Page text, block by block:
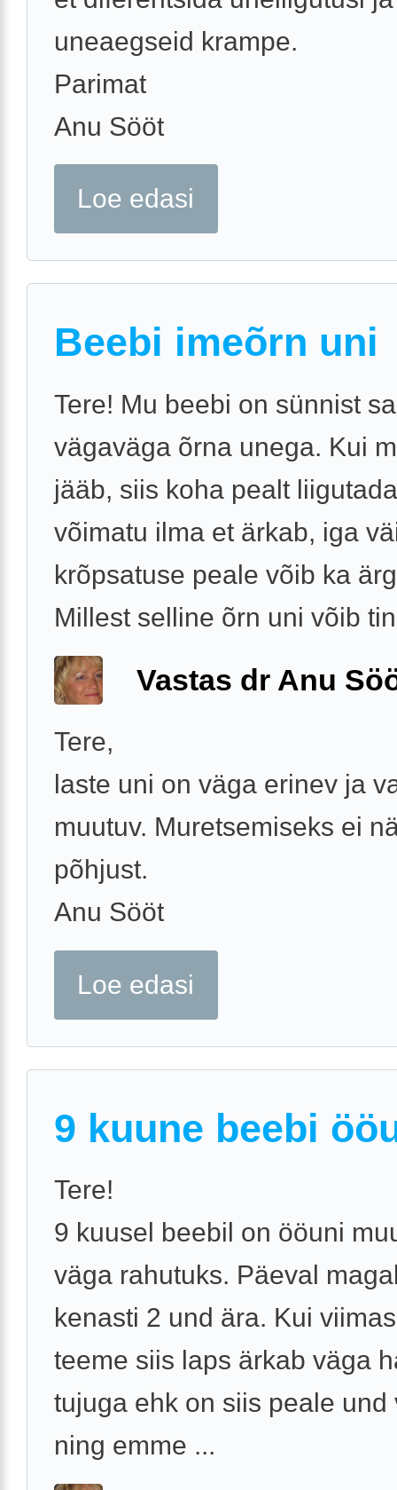
uneaegseid krampe.
Parimat
Anu Sööt
Loe edasi
Beebi imeõrn uni
Tere! Mu beebi on sünnist
vägaväga õrna unega. Kui
jääb, siis koha pealt
võimatu ilma et ärkab, iga
krõpsatuse peale võib ka
Millest selline õrn uni võib
Vastas dr Anu
Tere,
laste uni on väga erinev ja
muutuv. Muretsemiseks ei
põhjust.
Anu Sööt
Loe edasi
9 kuune beebi
Tere!
9 kuusel beebil on ööuni
väga rahutuks. Päeval
kenasti 2 und ära. Kui
teeme siis laps ärkab väga
tujuga ehk on siis peale und
ning emme ...